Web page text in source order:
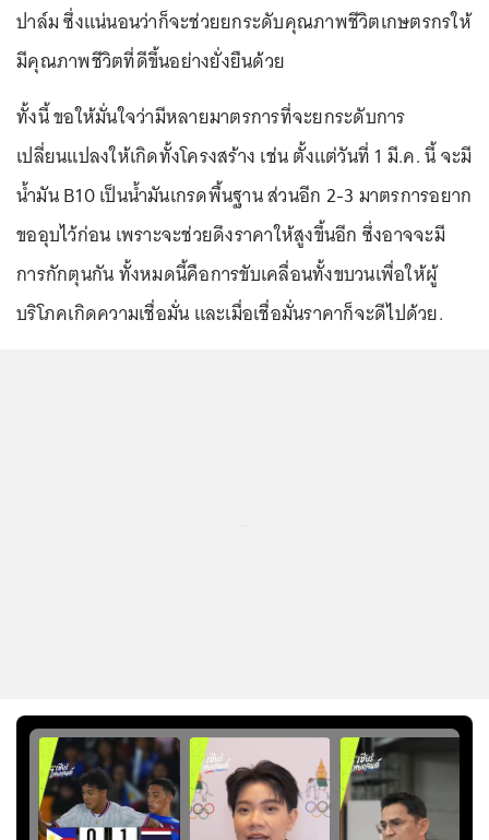
ปาล์ม ซึ่งแน่นอนว่าก็จะช่วยยกระดับคุณภาพชีวิตเกษตรกรให้
มีคุณภาพชีวิตที่ดีขึ้นอย่างยั่งยืนด้วย
ทั้งนี้ ขอให้มั่นใจว่ามีหลายมาตรการที่จะยกระดับการ
เปลี่ยนแปลงให้เกิดทั้งโครงสร้าง เช่น ตั้งแต่วันที่ 1 มี.ค. นี้ จะมี
น้ำมัน B10 เป็นน้ำมันเกรดพื้นฐาน ส่วนอีก 2-3 มาตรการอยาก
ขออุบไว้ก่อน เพราะจะช่วยดึงราคาให้สูงขึ้นอีก ซึ่งอาจจะมี
การกักตุนกัน ทั้งหมดนี้คือการขับเคลื่อนทั้งขบวนเพื่อให้ผู้
บริโภคเกิดความเชื่อมั่น และเมื่อเชื่อมั่นราคาก็จะดีไปด้วย.